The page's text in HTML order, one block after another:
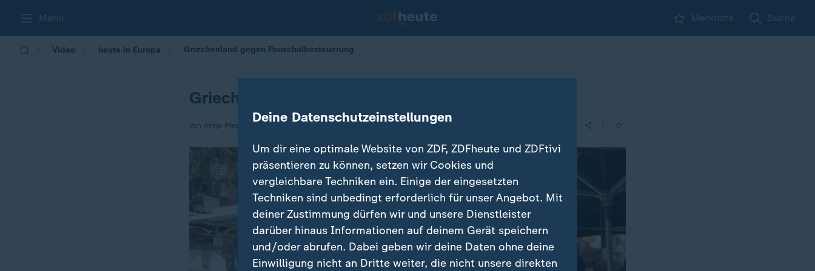
Menü Merkliste Suche
Video heute in Europa Griechenland gegen Pauschalbesteuerung
Griechenland gegen Pauschalbesteuerung
von Antje Pieper Deine Datenschutzeinstellungen
Um dir eine optimale Website von ZDF, ZDFheute und ZDFtivi
präsentieren zu können, setzen wir Cookies und
vergleichbare Techniken ein. Einige der eingesetzten
Techniken sind unbedingt erforderlich für unser Angebot. Mit
deiner Zustimmung dürfen wir und unsere Dienstleister
darüber hinaus Informationen auf deinem Gerät speichern
und/oder abrufen. Dabei geben wir deine Daten ohne deine
Einwilligung nicht an Dritte weiter, die nicht unsere direkten